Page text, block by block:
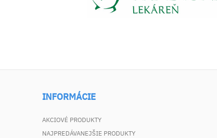
INFORMÁCIE
AKCIOVÉ PRODUKTY
NAJPREDÁVANEJŠIE PRODUKTY